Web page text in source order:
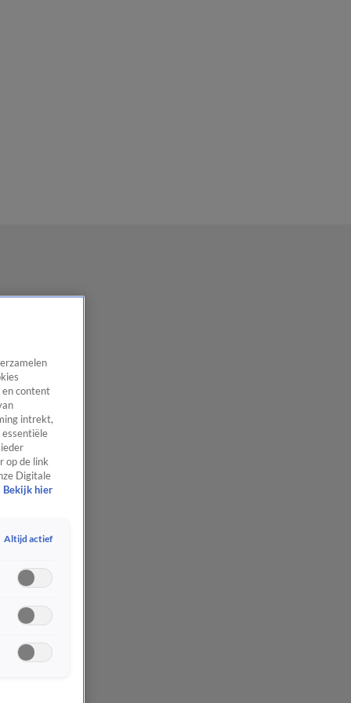
en content
intrekt,
op de link
Digitale
Bekijk hier
Altijd actief